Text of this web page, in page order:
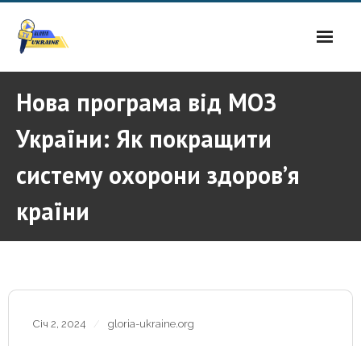
content
Нова програма від МОЗ
України: Як покращити
систему охорони здоров’я
країни
Січ 2, 2024 gloria-ukraine.org